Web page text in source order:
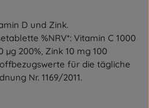
D und Zink.
%NRV*: Vitamin C 1000
µg 200%, Zink 10 mg 100
für die tägliche
Nr. 1169/2011.